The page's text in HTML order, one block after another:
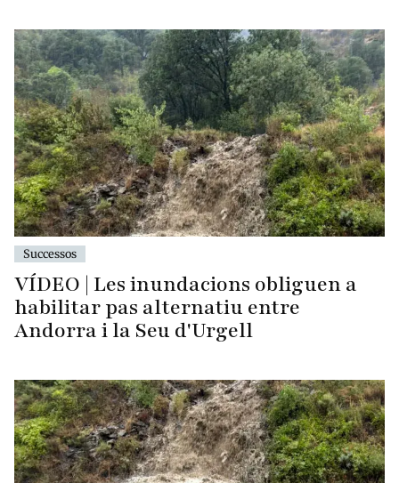
Successos
VÍDEO | Les inundacions obliguen a
habilitar pas alternatiu entre
Andorra i la Seu d'Urgell